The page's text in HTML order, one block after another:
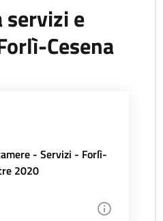
e
Cesena
- Servizi - Forlì-
2020